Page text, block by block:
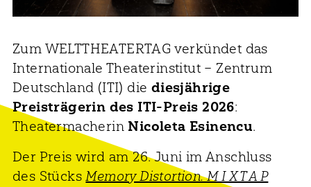
Zum WELTTHEATERTAG verkündet das
Internationale Theaterinstitut – Zentrum
Deutschland (ITI) die diesjährige
Preisträgerin des ITI-Preis 2026:
Theatermacherin Nicoleta Esinencu.
Der Preis wird am 26. Juni im Anschluss
des Stücks Memory Distortion. M I X T A P